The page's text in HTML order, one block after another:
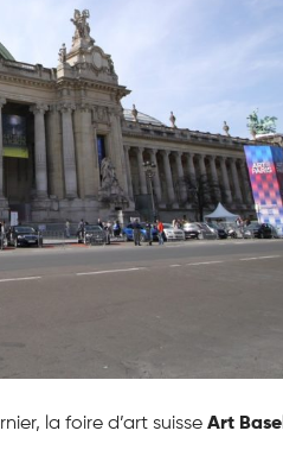
la foire d’art suisse Art Basel